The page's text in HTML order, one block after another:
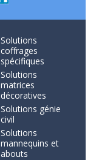
Solutions
coffrages
spécifiques
Solutions
matrices
décoratives
Solutions génie
civil
Solutions
mannequins et
abouts